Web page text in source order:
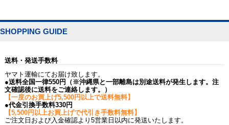
SHOPPING GUIDE
送料・発送手数料
ヤマト運輸にてお届け致します。
●送料全国一律550円（※沖縄県と一部離島は別途送料が発生します。注
文確認後に送料をご連絡します。）
【一度のお買上げ5,500円以上で送料無料】
●代金引換手数料330円
【5,500円以上お買上げで代引き手数料無料】
ご注文日および入金確認より5営業日以内に発送いたします。